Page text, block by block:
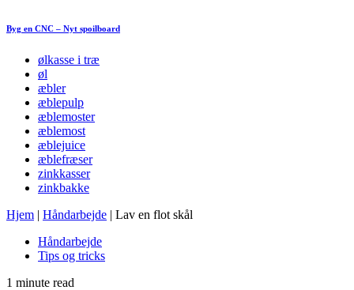
Byg en CNC – Nyt spoilboard
ølkasse i træ
øl
æbler
æblepulp
æblemoster
æblemost
æblejuice
æblefræser
zinkkasser
zinkbakke
Hjem | Håndarbejde | Lav en flot skål
Håndarbejde
Tips og tricks
1 minute read